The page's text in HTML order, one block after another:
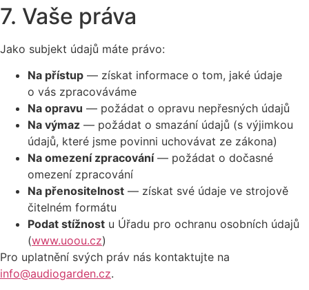
7. Vaše práva
Jako subjekt údajů máte právo:
Na přístup — získat informace o tom, jaké údaje
o vás zpracováváme
Na opravu — požádat o opravu nepřesných údajů
Na výmaz — požádat o smazání údajů (s výjimkou
údajů, které jsme povinni uchovávat ze zákona)
Na omezení zpracování— požádat o dočasné
omezení zpracování
Na přenositelnost — získat své údaje ve strojově
čitelném formátu
Podat stížnost u Úřadu pro ochranu osobních údajů
(www.uoou.cz)
Pro uplatnění svých práv nás kontaktujte na
info@audiogarden.cz.